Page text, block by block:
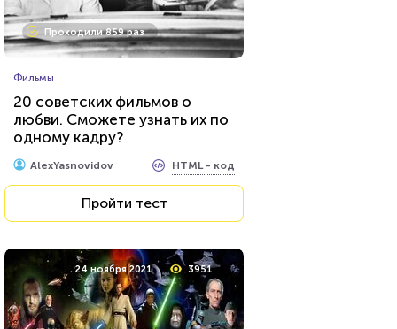
Проходили 859 раз
Фильмы
20 советских фильмов о
любви. Сможете узнать их по
одному кадру?
AlexYasnovidov HTML - код
Пройти тест
24 ноября 2021 3951